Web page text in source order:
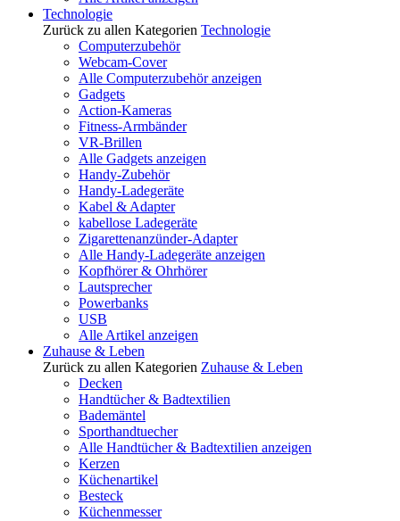
Technologie
Zurück zu allen Kategorien Technologie
Computerzubehör
Webcam-Cover
Alle Computerzubehör anzeigen
Gadgets
Action-Kameras
Fitness-Armbänder
VR-Brillen
Alle Gadgets anzeigen
Handy-Zubehör
Handy-Ladegeräte
Kabel & Adapter
kabellose Ladegeräte
Zigarettenanzünder-Adapter
Alle Handy-Ladegeräte anzeigen
Kopfhörer & Ohrhörer
Lautsprecher
Powerbanks
USB
Alle Artikel anzeigen
Zuhause & Leben
Zurück zu allen Kategorien Zuhause & Leben
Decken
Handtücher & Badtextilien
Bademäntel
Sporthandtuecher
Alle Handtücher & Badtextilien anzeigen
Kerzen
Küchenartikel
Besteck
Küchenmesser